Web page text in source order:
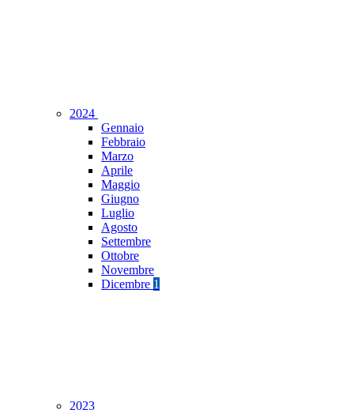
2024
Gennaio
Febbraio
Marzo
Aprile
Maggio
Giugno
Luglio
Agosto
Settembre
Ottobre
Novembre
Dicembre 1
2023